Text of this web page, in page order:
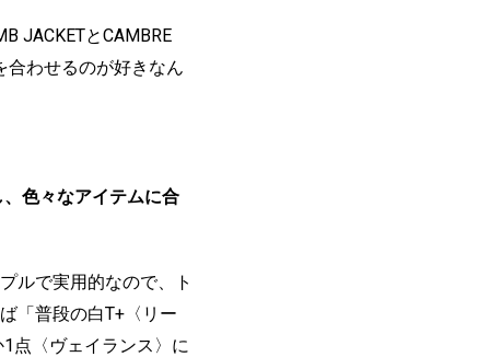
JACKETとCAMBRE
合わせるのが好きなん
色々なアイテムに合
ルで実用的なので、ト
「普段の白T+〈リー
点〈ヴェイランス〉に